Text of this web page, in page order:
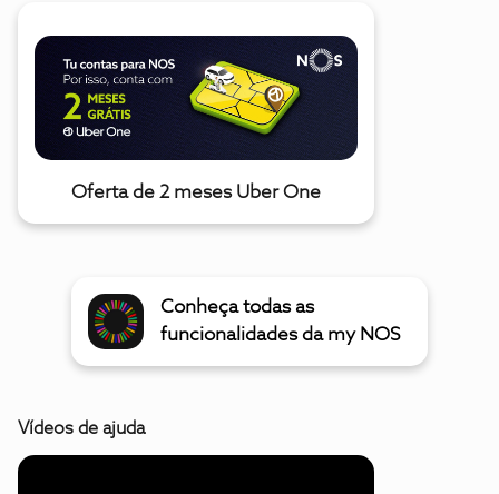
Oferta de 2 meses Uber One
Conheça todas as
funcionalidades da my NOS
Vídeos de ajuda